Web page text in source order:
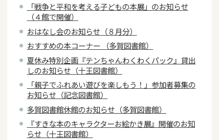
「戦争と平和を考える子どもの本展」のお知らせ
（４館で開催）
おはなし会のお知らせ（８月分）
おすすめの本コーナー （多賀図書館）
夏休み特別企画『テンちゃんわくわくパック』貸出
しのお知らせ（十王図書館）
「親子でふれあい遊びを楽しもう！」参加者募集の
お知らせ（記念図書館）
多賀図書館休館のお知らせ（多賀図書館）
『すきな本のキャラクターお絵かき展』開催のお知
らせ（十王図書館）